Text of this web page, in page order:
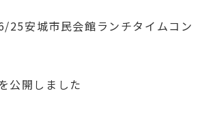
25安城市民会館ランチタイムコン
公開しました